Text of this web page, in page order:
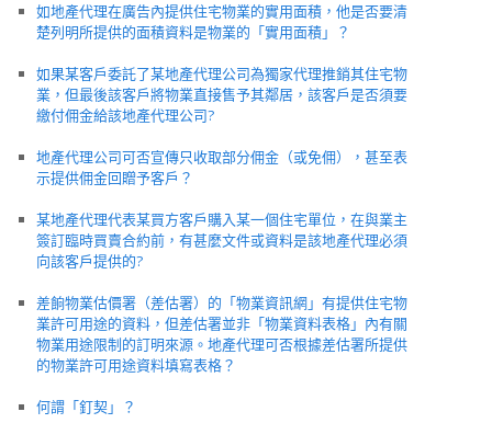
如地產代理在廣告內提供住宅物業的實用面積，他是否要清
楚列明所提供的面積資料是物業的「實用面積」？
如果某客戶委託了某地產代理公司為獨家代理推銷其住宅物
業，但最後該客戶將物業直接售予其鄰居，該客戶是否須要
繳付佣金給該地產代理公司?
地產代理公司可否宣傳只收取部分佣金（或免佣），甚至表
示提供佣金回贈予客戶？
某地產代理代表某買方客戶購入某一個住宅單位，在與業主
簽訂臨時買賣合約前，有甚麼文件或資料是該地產代理必須
向該客戶提供的?
差餉物業估價署（差估署）的「物業資訊網」有提供住宅物
業許可用途的資料，但差估署並非「物業資料表格」內有關
物業用途限制的訂明來源。地產代理可否根據差估署所提供
的物業許可用途資料填寫表格？
何謂「釘契」？